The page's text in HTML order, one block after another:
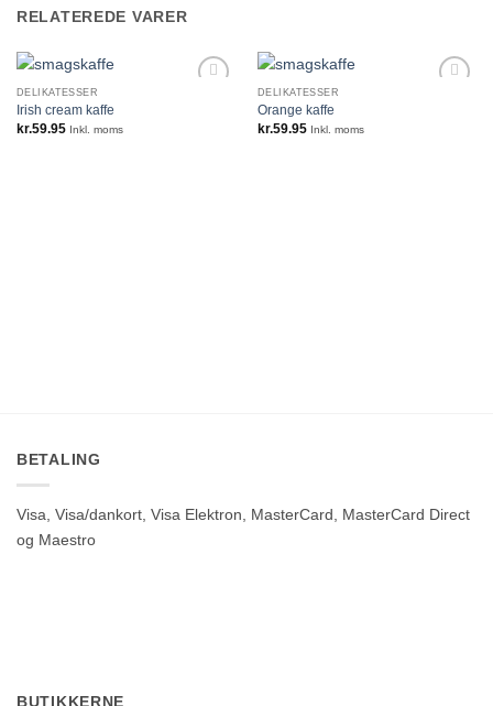
RELATEREDE VARER
DELIKATESSER
Irish cream kaffe
kr.59.95 Inkl. moms
DELIKATESSER
Orange kaffe
kr.59.95 Inkl. moms
BETALING
Visa, Visa/dankort, Visa Elektron, MasterCard, MasterCard Direct
og Maestro
BUTIKKERNE